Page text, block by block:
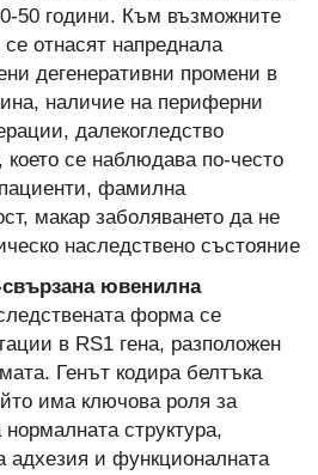
50 години. Към възможните
отнасят напреднала
дегенеративни промени в
наличие на периферни
далекогледство
което се наблюдава по-често
фамилна
макар заболяването да не
наследствено състояние
свързана ювенилна
форма се
в RS1 гена, разположен
Генът кодира белтъка
има ключова роля за
структура,
адхезия и функционалната